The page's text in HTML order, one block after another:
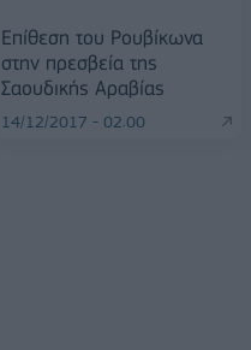
Επίθεση του Ρουβίκωνα
στην πρεσβεία της
Σαουδικής Αραβίας
14/12/2017 - 02:00